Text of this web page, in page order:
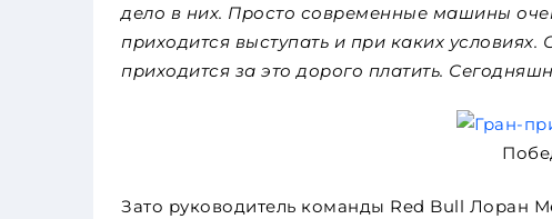
дело в них. Просто современные машины
приходится выступать и при каких
приходится за это дорого платить.
Зато руководитель команды Red Bull Лоран